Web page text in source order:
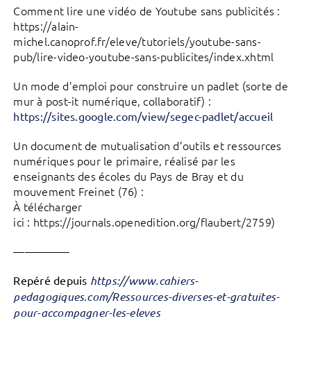
Comment lire une vidéo de Youtube sans publicités :
https://alain-
michel.canoprof.fr/eleve/tutoriels/youtube-sans-
pub/lire-video-youtube-sans-publicites/index.xhtml
Un mode d’emploi pour construire un padlet (sorte de
mur à post-it numérique, collaboratif) :
https://sites.google.com/view/segec-padlet/accueil
Un document de mutualisation d’outils et ressources
numériques pour le primaire, réalisé par les
enseignants des écoles du Pays de Bray et du
mouvement Freinet (76) :
À télécharger
ici : https://journals.openedition.org/flaubert/2759)
—————
Repéré depuis https://www.cahiers-
pedagogiques.com/Ressources-diverses-et-gratuites-
pour-accompagner-les-eleves